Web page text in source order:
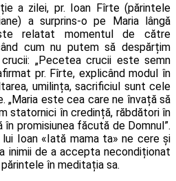
a zilei, pr. Ioan Fîrte (părintele
a surprins-o pe Maria lângă
relatat momentul de către
cum nu putem să despărțim
„Pecetea crucii este semn
pr. Fîrte, explicând modul în
umilința, sacrificiul sunt cele
„Maria este cea care ne învață să
statornici în credință, răbdători în
promisiunea făcută de Domnul”.
Ioan «Iată mama ta» ne cere și
inimii de a accepta necondiționat
părintele în meditația sa.